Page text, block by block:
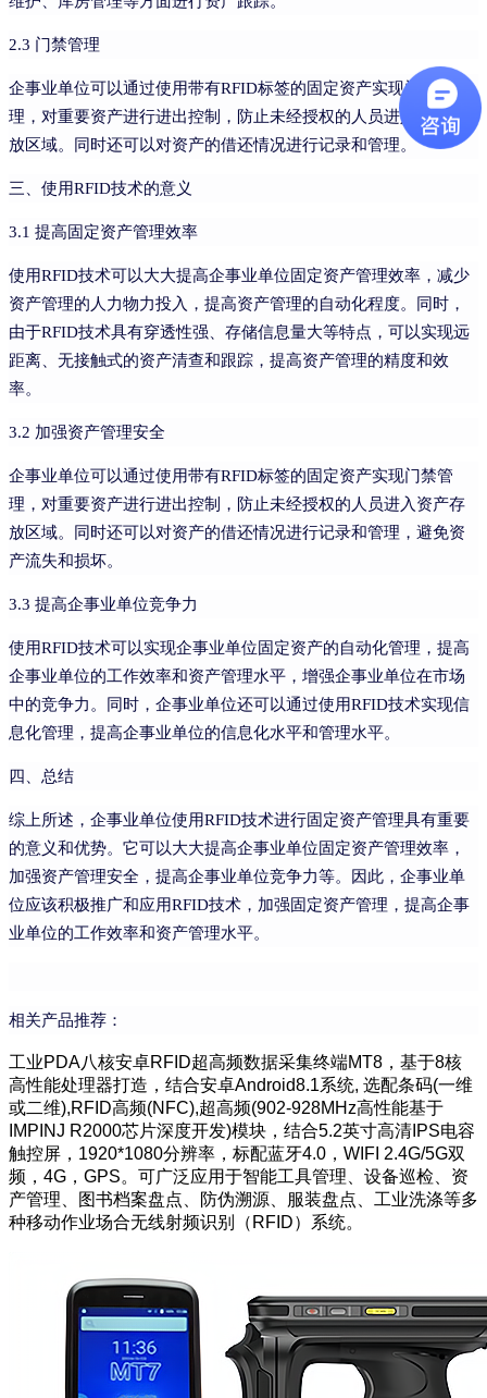
2.3 门禁管理
企事业单位可以通过使用带有RFID标签的固定资产实现门禁管
理，对重要资产进行进出控制，防止未经授权的人员进入资产存
放区域。同时还可以对资产的借还情况进行记录和管理。
三、使用RFID技术的意义
3.1 提高固定资产管理效率
使用RFID技术可以大大提高企事业单位固定资产管理效率，减少
资产管理的人力物力投入，提高资产管理的自动化程度。同时，
由于RFID技术具有穿透性强、存储信息量大等特点，可以实现远
距离、无接触式的资产清查和跟踪，提高资产管理的精度和效
率。
3.2 加强资产管理安全
企事业单位可以通过使用带有RFID标签的固定资产实现门禁管
理，对重要资产进行进出控制，防止未经授权的人员进入资产存
放区域。同时还可以对资产的借还情况进行记录和管理，避免资
产流失和损坏。
3.3 提高企事业单位竞争力
使用RFID技术可以实现企事业单位固定资产的自动化管理，提高
企事业单位的工作效率和资产管理水平，增强企事业单位在市场
中的竞争力。同时，企事业单位还可以通过使用RFID技术实现信
息化管理，提高企事业单位的信息化水平和管理水平。
四、总结
综上所述，企事业单位使用RFID技术进行固定资产管理具有重要
的意义和优势。它可以大大提高企事业单位固定资产管理效率，
加强资产管理安全，提高企事业单位竞争力等。因此，企事业单
位应该积极推广和应用RFID技术，加强固定资产管理，提高企事
业单位的工作效率和资产管理水平。
相关产品推荐：
工业PDA八核安卓RFID超高频数据采集终端MT8，基于8核
高性能处理器打造，结合安卓Android8.1系统, 选配条码(一维
或二维),RFID高频(NFC),超高频(902-928MHz高性能基于
IMPINJ R2000芯片深度开发)模块，结合5.2英寸高清IPS电容
触控屏，1920*1080分辨率，标配蓝牙4.0，WIFI 2.4G/5G双
频，4G，GPS。可广泛应用于智能工具管理、设备巡检、资
产管理、图书档案盘点、防伪溯源、服装盘点、工业洗涤等多
种移动作业场合无线射频识别（RFID）系统。